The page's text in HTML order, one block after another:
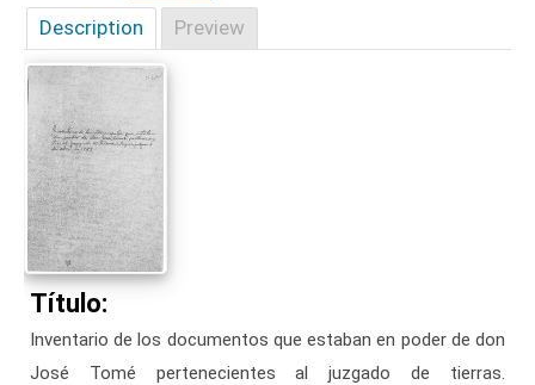
Description Preview
Título:
Inventario de los documentos que estaban en poder de don
José Tomé pertenecientes al juzgado de tierras.